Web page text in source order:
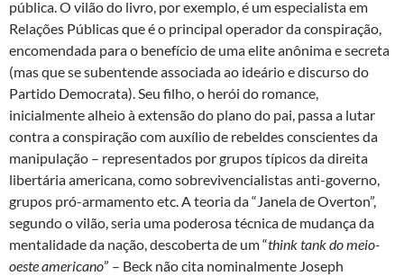
pública. O vilão do livro, por exemplo, é um especialista em
Relações Públicas que é o principal operador da conspiração,
encomendada para o benefício de uma elite anônima e secreta
(mas que se subentende associada ao ideário e discurso do
Partido Democrata). Seu filho, o herói do romance,
inicialmente alheio à extensão do plano do pai, passa a lutar
contra a conspiração com auxílio de rebeldes conscientes da
manipulação – representados por grupos típicos da direita
libertária americana, como sobrevivencialistas anti-governo,
grupos pró-armamento etc. A teoria da “Janela de Overton”,
segundo o vilão, seria uma poderosa técnica de mudança da
mentalidade da nação, descoberta de um “think tank do meio-
oeste americano” – Beck não cita nominalmente Joseph